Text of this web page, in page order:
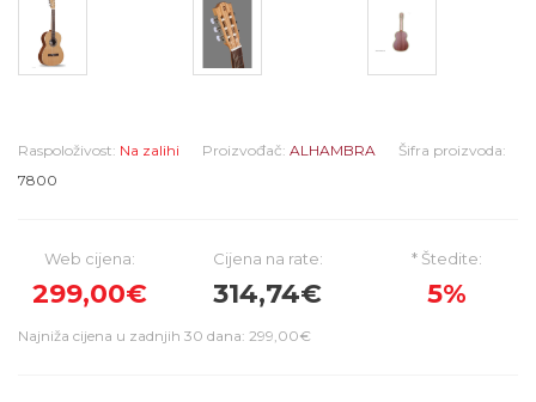
Raspoloživost: Na zalihi Proizvođač: ALHAMBRA
Šifra proizvoda:
7800
Web cijena:
299,00€
Cijena na rate:
314,74€
* Štedite:
5%
Najniža cijena u zadnjih 30 dana: 299,00€